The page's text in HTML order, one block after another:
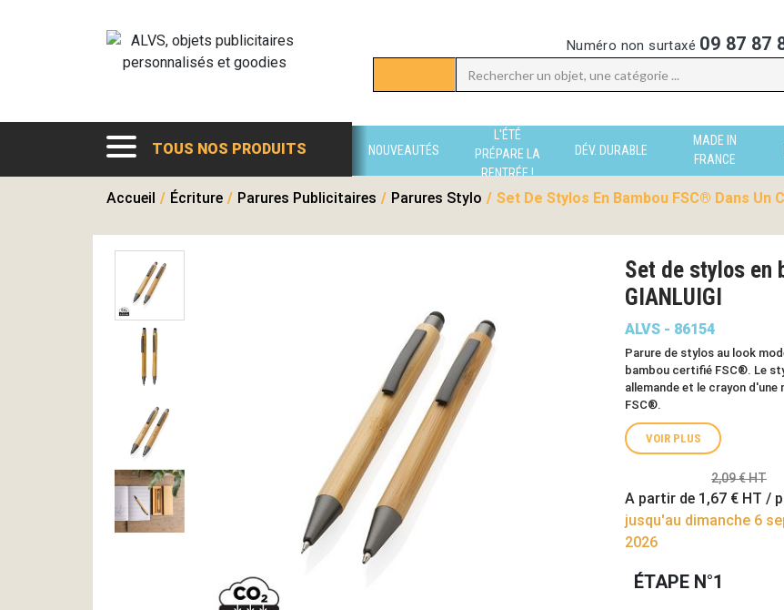
Numéro non surtaxé 09 87 87
TOUS NOS PRODUITS NOUVEAUTÉS
L'ÉTÉ
PRÉPARE LA
RENTRÉE !
DÉV. DURABLE
MADE IN
FRANCE
Accueil / Écriture / Parures Publicitaires / Parures Stylo / Set De Stylos En Bambou FSC® Dans
Set de stylos en
GIANLUIGI
ALVS - 86154
Parure de stylos au look
bambou certifié FSC®. Le
allemande et le crayon d'une
FSC®.
VOIR PLUS
2,09 € HT
A partir de 1,67 € HT /
jusqu'au dimanche 6
2026
ÉTAPE N°1